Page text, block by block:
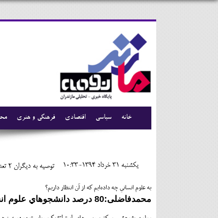
فرهنگی و هنری اقتصادی سیاسی خانه
توصیه به دیگران 2 يکشنبه 31 خرداد 1394-10:33
به علوم انساني چه داده‌ايم كه از آن انتظار داريم؟
محمدفاضلی:80 درصد دانشجوهاي علوم انساني از كلاس‌هاي دانشگاه ناراضي‌اند